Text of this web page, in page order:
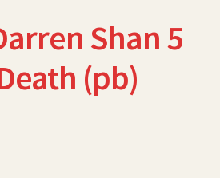
Shan 5
(pb)